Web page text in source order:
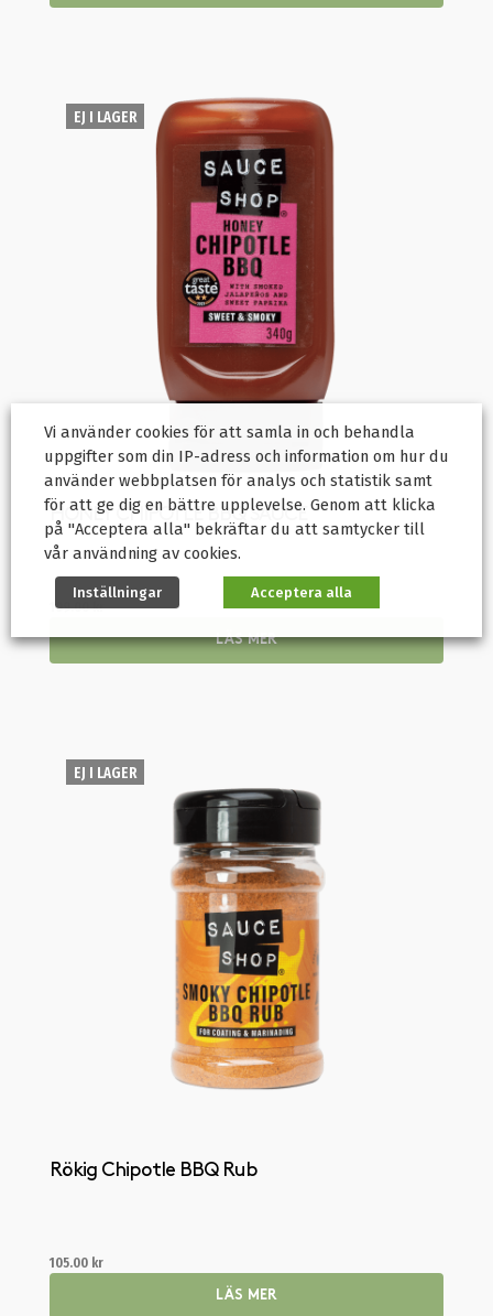
EJ I LAGER
HONEY CHIPOTLE BBQ SAUCE
109.00kr
LÄS MER
EJ I LAGER
Rökig Chipotle BBQ Rub
105.00 kr
LÄS MER
Vi använder cookies för att samla in och behandla
uppgifter som din IP-adress och information om hur du
använder webbplatsen för analys och statistik samt
för att ge dig en bättre upplevelse. Genom att klicka
på "Acceptera alla" bekräftar du att samtycker till
vår användning av cookies.
Inställningar Acceptera alla